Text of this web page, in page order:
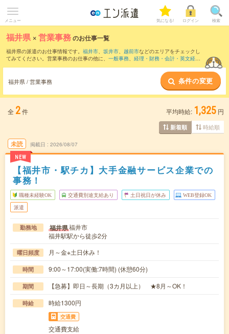
メニュー 気になる! ログイン 検索
福井県 ×営業事務のお仕事一覧
福井県の派遣のお仕事情報です。 福井市、 坂井市、 越前市などのエリアをチェックし
てみてください。営業事務のお仕事の他に、 一般事務、 経理・財務・会計・英文経理
などのこだわり条件で絞り込んでいただけます。職種辞典：営業事務のお
仕事とは？とは？
福井県 / 営業事務 条件の変更
全 2件 平均時給: 1,325 円
新着順 時給順
未読
NEW
掲載日 2026/08/07
【福井市・駅チカ】大手金融サービス企業での
事務！
職種未経験OK 交通費別途支給あり 土日祝日が休み WEB登録OK
派遣
勤務地 福井県福井市
福井駅駅から徒歩2分
曜日頻度 月～金※土日休み！
時間 9:00～17:00(実働:7時間) (休憩60分)
期間 【急募】即日～長期（3カ月以上） ★8月～OK！
時給 時給1300円
交通費
交通費支給